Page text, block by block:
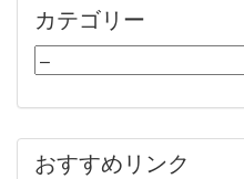
カテゴリー
おすすめリンク